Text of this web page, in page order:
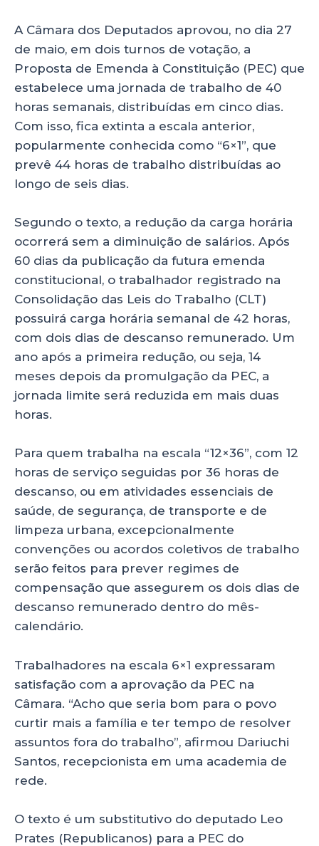
p
p
o
o
k
n
A Câmara dos Deputados aprovou, no dia 27
de maio, em dois turnos de votação, a
Proposta de Emenda à Constituição (PEC) que
estabelece uma jornada de trabalho de 40
horas semanais, distribuídas em cinco dias.
Com isso, fica extinta a escala anterior,
popularmente conhecida como “6×1”, que
prevê 44 horas de trabalho distribuídas ao
longo de seis dias.
Segundo o texto, a redução da carga horária
ocorrerá sem a diminuição de salários. Após
60 dias da publicação da futura emenda
constitucional, o trabalhador registrado na
Consolidação das Leis do Trabalho (CLT)
possuirá carga horária semanal de 42 horas,
com dois dias de descanso remunerado. Um
ano após a primeira redução, ou seja, 14
meses depois da promulgação da PEC, a
jornada limite será reduzida em mais duas
horas.
Para quem trabalha na escala “12×36”, com 12
horas de serviço seguidas por 36 horas de
descanso, ou em atividades essenciais de
saúde, de segurança, de transporte e de
limpeza urbana, excepcionalmente
convenções ou acordos coletivos de trabalho
serão feitos para prever regimes de
compensação que assegurem os dois dias de
descanso remunerado dentro do mês-
calendário.
Trabalhadores na escala 6×1 expressaram
satisfação com a aprovação da PEC na
Câmara. “Acho que seria bom para o povo
curtir mais a família e ter tempo de resolver
assuntos fora do trabalho”, afirmou Dariuchi
Santos, recepcionista em uma academia de
rede.
O texto é um substitutivo do deputado Leo
Prates (Republicanos) para a PEC do